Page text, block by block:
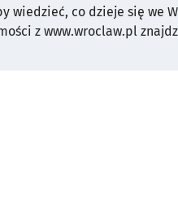
wiedzieć, co dzieje się we
z www.wroclaw.pl